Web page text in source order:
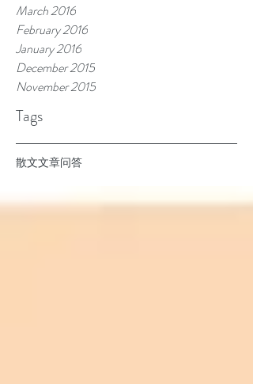
March 2016
February 2016
January 2016
December 2015
November 2015
Tags
散文文章问答